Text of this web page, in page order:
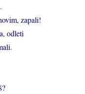
zapali!
odleti